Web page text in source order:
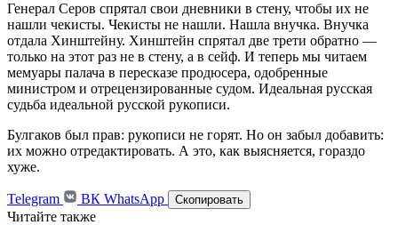
Генерал Серов спрятал свои дневники в стену, чтобы их не
нашли чекисты. Чекисты не нашли. Нашла внучка. Внучка
отдала Хинштейну. Хинштейн спрятал две трети обратно —
только на этот раз не в стену, а в сейф. И теперь мы читаем
мемуары палача в пересказе продюсера, одобренные
министром и отрецензированные судом. Идеальная русская
судьба идеальной русской рукописи.
Булгаков был прав: рукописи не горят. Но он забыл добавить:
их можно отредактировать. А это, как выясняется, гораздо
хуже.
Telegram ВК WhatsApp Скопировать
Читайте также